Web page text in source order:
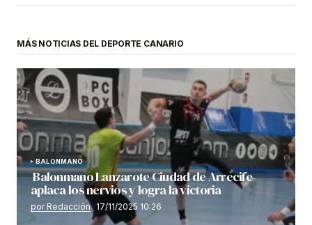
MÁS NOTICIAS DEL DEPORTE CANARIO
BALONMANO
Balonmano Lanzarote Ciudad de Arrecife
aplaca los nervios y logra la victoria
por Redacción 17/11/2025 10:26